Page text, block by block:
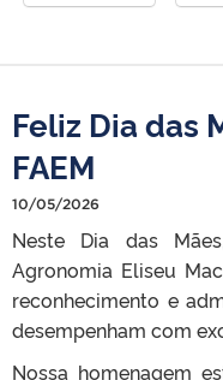
Feliz Dia das
FAEM
10/05/2026
Neste Dia das
Agronomia Eliseu
reconhecimento e
desempenham com
Nossa homenagem